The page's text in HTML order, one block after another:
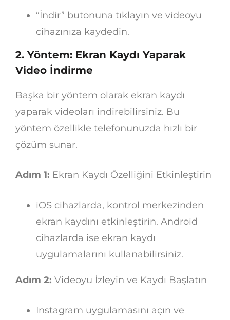
“İndir” butonuna tıklayın ve videoyu
cihazınıza kaydedin.
2. Yöntem: Ekran Kaydı Yaparak
Video İndirme
Başka bir yöntem olarak ekran kaydı
yaparak videoları indirebilirsiniz. Bu
yöntem özellikle telefonunuzda hızlı bir
çözüm sunar.
Adım 1: Ekran Kaydı Özelliğini Etkinleştirin
iOS cihazlarda, kontrol merkezinden
ekran kaydını etkinleştirin. Android
cihazlarda ise ekran kaydı
uygulamalarını kullanabilirsiniz.
Adım 2: Videoyu İzleyin ve Kaydı Başlatın
Instagram uygulamasını açın ve